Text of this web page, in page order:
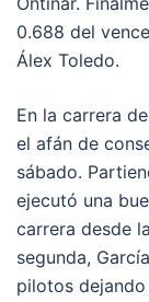
0.688 del
Álex Toledo.
En la carrera
el afán de
sábado.
ejecutó una
carrera desde
segunda,
pilotos